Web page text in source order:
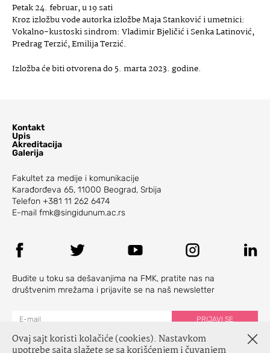
Petak 24. februar, u 19 sati
Kroz izložbu vode autorka izložbe Maja Stanković i umetnici:
Vokalno-kustoski sindrom: Vladimir Bjeličić i Senka Latinović,
Predrag Terzić, Emilija Terzić.
Izložba će biti otvorena do 5. marta 2023. godine.
Ovaj sajt koristi kolačiće (cookies). Nastavkom
Kontakt
Upis
Akreditacija
Galerija
Fakultet za medije i komunikacije
Karađorđeva 65, 11000 Beograd, Srbija
Telefon +381 11 262 6474
E-mail fmk@singidunum.ac.rs
Budite u toku sa dešavanjima na FMK, pratite nas na
društvenim mrežama i prijavite se na naš newsletter